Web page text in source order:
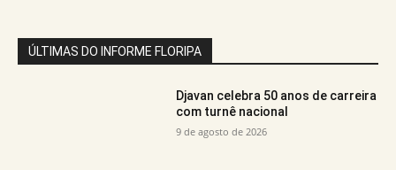
ÚLTIMAS DO INFORME FLORIPA
Djavan celebra 50 anos de carreira
com turnê nacional
9 de agosto de 2026